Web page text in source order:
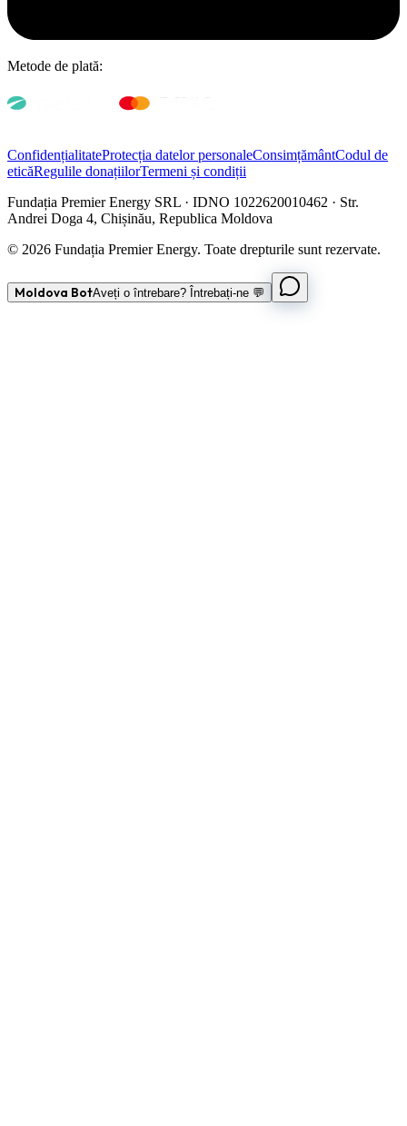
Metode de plată:
ConfidențialitateProtecția datelor personaleConsimțământCodul de
eticăRegulile donațiilorTermeni și condiții
Fundația Premier Energy SRL · IDNO 1022620010462 · Str.
Andrei Doga 4, Chișinău, Republica Moldova
© 2026 Fundația Premier Energy. Toate drepturile sunt rezervate.
Moldova BotAveți o întrebare? Întrebați-ne 💬